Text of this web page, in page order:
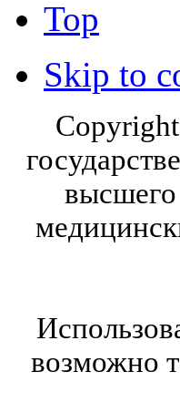
Top
Skip to
высшего
возможно